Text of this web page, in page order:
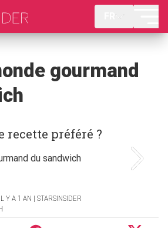
gourmand
recette préféré ?
Y A 1 AN | STARSINSIDER